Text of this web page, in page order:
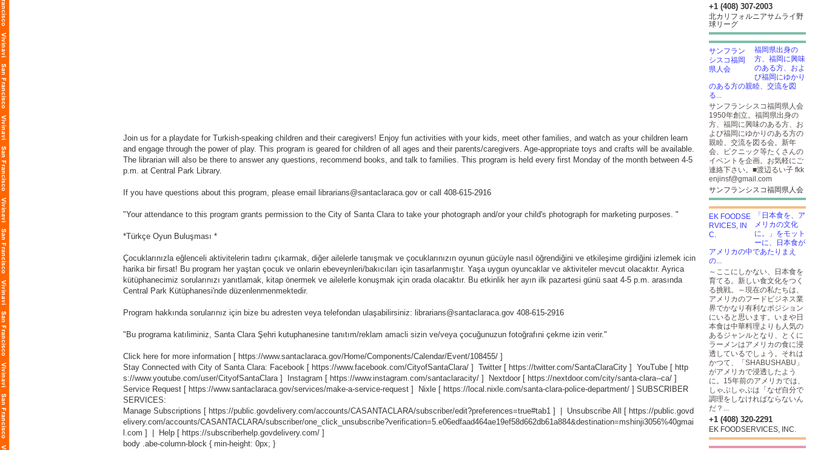
Join us for a playdate for Turkish-speaking children and their caregivers! Enjoy fun activities with your kids, meet other families, and watch as your children learn
and engage through the power of play. This program is geared for children of all ages and their parents/caregivers. Age-appropriate toys and crafts will be available.
The librarian will also be there to answer any questions, recommend books, and talk to families. This program is held every first Monday of the month between 4-5
p.m. at Central Park Library.
If you have questions about this program, please email librarians@santaclaraca.gov or call 408-615-2916
"Your attendance to this program grants permission to the City of Santa Clara to take your photograph and/or your child's photograph for marketing purposes. "
*Türkçe Oyun Buluşması *
Çocuklarınızla eğlenceli aktivitelerin tadını çıkarmak, diğer ailelerle tanışmak ve çocuklarınızın oyunun gücüyle nasıl öğrendiğini ve etkileşime girdiğini izlemek icin
harika bir firsat! Bu program her yaştan çocuk ve onlarin ebeveynleri/bakıcıları için tasarlanmıştır. Yaşa uygun oyuncaklar ve aktiviteler mevcut olacaktır. Ayrica
kütüphanecimiz sorularınızı yanıtlamak, kitap önermek ve ailelerle konuşmak için orada olacaktır. Bu etkinlik her ayın ilk pazartesi günü saat 4-5 p.m. arasında
Central Park Kütüphanesi'nde düzenlenmenmektedir.
Program hakkında sorularınız için bize bu adresten veya telefondan ulaşabilirsiniz: librarians@santaclaraca.gov 408-615-2916
"Bu programa katıliminiz, Santa Clara Şehri kutuphanesine tanıtım/reklam amacli sizin ve/veya çocuğunuzun fotoğrafıni çekme izin verir."
Click here for more information [ https://www.santaclaraca.gov/Home/Components/Calendar/Event/108455/ ]
Stay Connected with City of Santa Clara: Facebook [ https://www.facebook.com/CityofSantaClara/ ] Twitter [ https://twitter.com/SantaClaraCity ] YouTube [ http
s://www.youtube.com/user/CityofSantaClara] Instagram [ https://www.instagram.com/santaclaracity/ ] Nextdoor [ https://nextdoor.com/city/santa-clara--ca/ ]
Service Request [ https://www.santaclaraca.gov/services/make-a-service-request ] Nixle [ https://local.nixle.com/santa-clara-police-department/ ] SUBSCRIBER
SERVICES:
Manage Subscriptions [ https://public.govdelivery.com/accounts/CASANTACLARA/subscriber/edit?preferences=true#tab1 ] | Unsubscribe All [ https://public.govd
elivery.com/accounts/CASANTACLARA/subscriber/one_click_unsubscribe?verification=5.e06edfaad464ae19ef58d662db61a884&destination=mshinji3056%40gmai
l.com ] | Help [ https://subscriberhelp.govdelivery.com/ ]
body .abe-column-block { min-height: 0px; }
+1 (408) 307-2003
北カリフォルニアサムライ野
球リーグ
福岡県出身の
方、福岡に興味
のある方、およ
び福岡にゆかり
のある方の親睦、交流を図
る...
サンフランシスコ福岡県人会
1950年創立。福岡県出身の
方、福岡に興味のある方、お
よび福岡にゆかりのある方の
親睦、交流を図る会。新年
会、ピクニック等たくさんの
イベントを企画。お気軽にご
連絡下さい。■渡辺るい子 fkk
enjinsf@gmail.com
サンフランシスコ福岡県人会
「日本食を、ア
メリカの文化
に。」をモット
ーに、日本食が
アメリカの中であたりまえ
の...
～ここにしかない、日本食を
育てる。新しい食文化をつく
る挑戦。～現在の私たちは、
アメリカのフードビジネス業
界でかなり有利なポジション
にいると思います。いまや日
本食は中華料理よりも人気の
あるジャンルとなり、とくに
ラーメンはアメリカの食に浸
透しているでしょう。それは
かつて、「SHABUSHABU」
がアメリカで浸透したよう
に。15年前のアメリカでは、
しゃぶしゃぶは「なぜ自分で
調理をしなければならないん
だ？...
+1 (408) 320-2291
EK FOODSERVICES, INC.